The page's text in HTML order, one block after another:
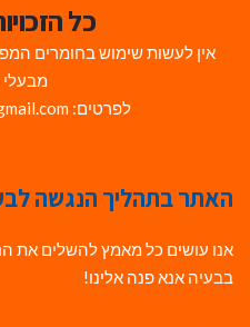
כל
אין לעשות שימוש בחומרים
לפרטים: Avihai.ZoomAt@gmail.com
האתר בתהליך הנגשה
אנו עושים כל מאמץ להשלים את
בבעיה אנא פנה אלינו!